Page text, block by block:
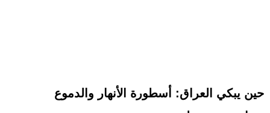
حين يبكي العراق: أسطورة الأنهار والدموع